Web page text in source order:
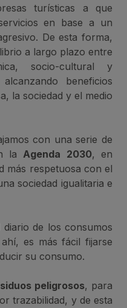
turísticas a que
en base a un
De esta forma,
a largo plazo entre
socio-cultural y
beneficios
la sociedad y el medio
con una serie de
laAgenda 2030, en
más respetuosa con el
sociedad igualitaria e
de los consumos
es más fácil fijarse
su consumo.
peligrosos, para
trazabilidad, y de esta